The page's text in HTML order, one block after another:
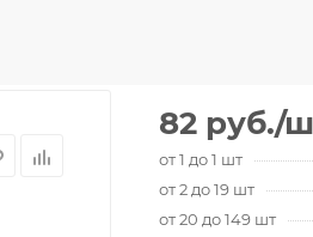
82 руб./
от 1 до 1 шт
от 2 до 19 шт
от 20 до 149 шт